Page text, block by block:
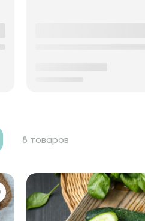
8 товаров